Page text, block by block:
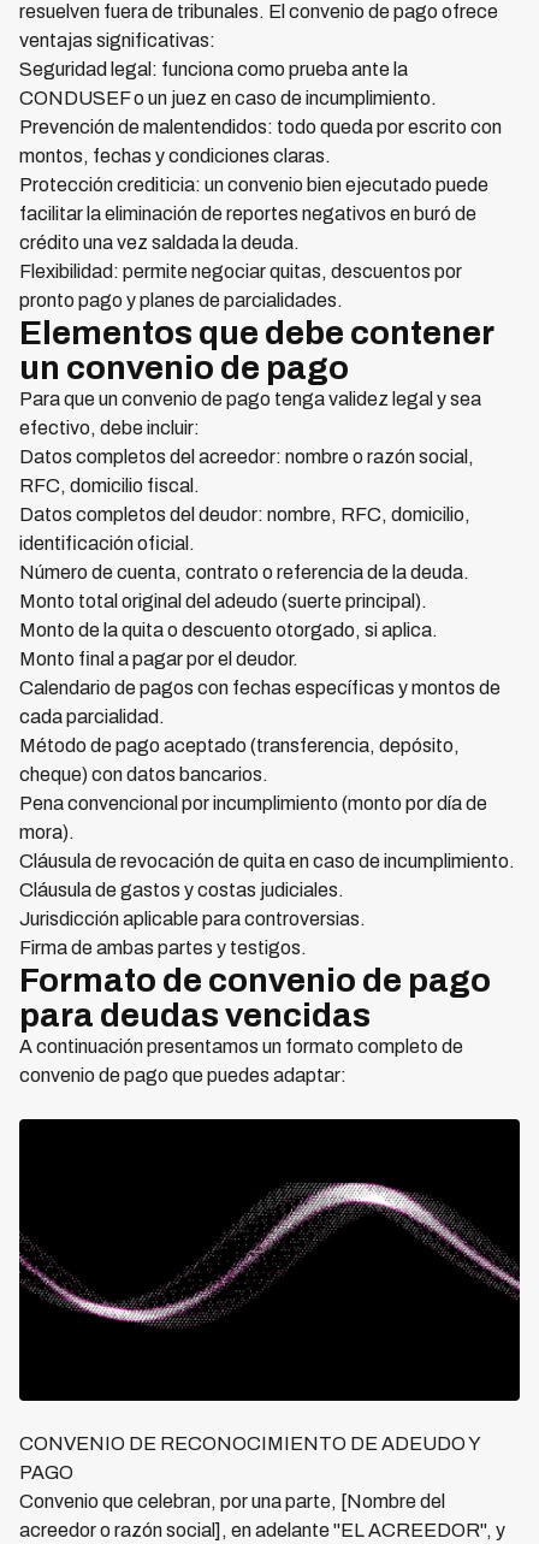
resuelven fuera de tribunales. El convenio de pago ofrece
ventajas significativas:
Seguridad legal: funciona como prueba ante la
CONDUSEF o un juez en caso de incumplimiento.
Prevención de malentendidos: todo queda por escrito con
montos, fechas y condiciones claras.
Protección crediticia: un convenio bien ejecutado puede
facilitar la eliminación de reportes negativos en buró de
crédito una vez saldada la deuda.
Flexibilidad: permite negociar quitas, descuentos por
pronto pago y planes de parcialidades.
Elementos que debe contener
un convenio de pago
Para que un convenio de pago tenga validez legal y sea
efectivo, debe incluir:
Datos completos del acreedor: nombre o razón social,
RFC, domicilio fiscal.
Datos completos del deudor: nombre, RFC, domicilio,
identificación oficial.
Número de cuenta, contrato o referencia de la deuda.
Monto total original del adeudo (suerte principal).
Monto de la quita o descuento otorgado, si aplica.
Monto final a pagar por el deudor.
Calendario de pagos con fechas específicas y montos de
cada parcialidad.
Método de pago aceptado (transferencia, depósito,
cheque) con datos bancarios.
Pena convencional por incumplimiento (monto por día de
mora).
Cláusula de revocación de quita en caso de incumplimiento.
Cláusula de gastos y costas judiciales.
Jurisdicción aplicable para controversias.
Firma de ambas partes y testigos.
Formato de convenio de pago
para deudas vencidas
A continuación presentamos un formato completo de
convenio de pago que puedes adaptar:
CONVENIO DE RECONOCIMIENTO DE ADEUDO Y
PAGO
Convenio que celebran, por una parte, [Nombre del
acreedor o razón social], en adelante "EL ACREEDOR", y